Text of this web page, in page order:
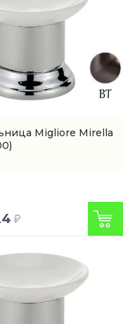
Migliore Mirella